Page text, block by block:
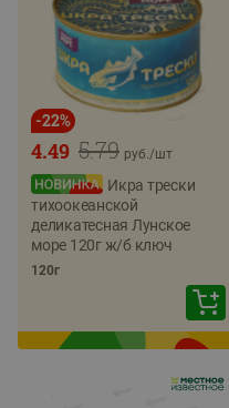
-22%
5.79
4.49 руб./шт
Икра трески
тихоокеанской
деликатесная Лунское
море 120г ж/б ключ
120г